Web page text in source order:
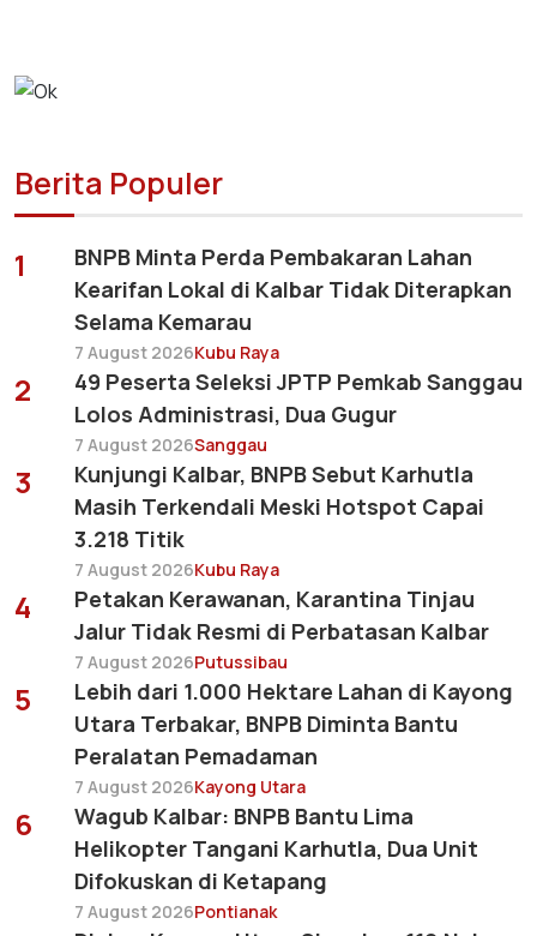
Berita Populer
1
BNPB Minta Perda Pembakaran Lahan
Kearifan Lokal di Kalbar Tidak Diterapkan
Selama Kemarau
7 August 2026Kubu Raya
2
49 Peserta Seleksi JPTP Pemkab Sanggau
Lolos Administrasi, Dua Gugur
7 August 2026Sanggau
3
Kunjungi Kalbar, BNPB Sebut Karhutla
Masih Terkendali Meski Hotspot Capai
3.218 Titik
7 August 2026Kubu Raya
4
Petakan Kerawanan, Karantina Tinjau
Jalur Tidak Resmi di Perbatasan Kalbar
7 August 2026Putussibau
5
Lebih dari 1.000 Hektare Lahan di Kayong
Utara Terbakar, BNPB Diminta Bantu
Peralatan Pemadaman
7 August 2026Kayong Utara
6
Wagub Kalbar: BNPB Bantu Lima
Helikopter Tangani Karhutla, Dua Unit
Difokuskan di Ketapang
7 August 2026Pontianak